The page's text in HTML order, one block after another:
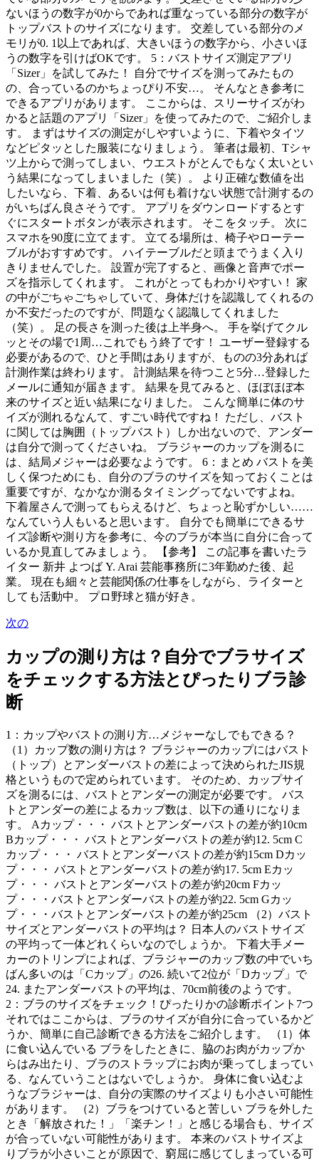
ないほうの数字が0からであれば重なっている部分の数字が
トップバストのサイズになります。 交差している部分のメ
モリが0. 1以上であれば、大きいほうの数字から、小さいほ
うの数字を引けばOKです。 5：バストサイズ測定アプリ
「Sizer」を試してみた！ 自分でサイズを測ってみたもの
の、合っているのかちょっぴり不安…。 そんなとき参考に
できるアプリがあります。 ここからは、スリーサイズがわ
かると話題のアプリ「Sizer」を使ってみたので、ご紹介しま
す。 まずはサイズの測定がしやすいように、下着やタイツ
などピタッとした服装になりましょう。 筆者は最初、Tシャ
ツ上からで測ってしまい、ウエストがとんでもなく太いとい
う結果になってしまいました（笑）。 より正確な数値を出
したいなら、下着、あるいは何も着けない状態で計測するの
がいちばん良さそうです。 アプリをダウンロードするとす
ぐにスタートボタンが表示されます。 そこをタッチ。 次に
スマホを90度に立てます。 立てる場所は、椅子やローテー
ブルがおすすめです。 ハイテーブルだと頭までうまく入り
きりませんでした。 設置が完了すると、画像と音声でポー
ズを指示してくれます。 これがとってもわかりやすい！ 家
の中がごちゃごちゃしていて、身体だけを認識してくれるの
か不安だったのですが、問題なく認識してくれました
（笑）。 足の長さを測った後は上半身へ。 手を挙げてクル
ッとその場で1周…これでもう終了です！ ユーザー登録する
必要があるので、ひと手間はありますが、ものの3分あれば
計測作業は終わります。 計測結果を待つこと5分…登録した
メールに通知が届きます。 結果を見てみると、ほぼほぼ本
来のサイズと近い結果になりました。 こんな簡単に体のサ
イズが測れるなんて、すごい時代ですね！ ただし、バスト
に関しては胸囲（トップバスト）しか出ないので、アンダー
は自分で測ってくださいね。 ブラジャーのカップを測るに
は、結局メジャーは必要なようです。 6：まとめ バストを美
しく保つためにも、自分のブラのサイズを知っておくことは
重要ですが、なかなか測るタイミングってないですよね。
下着屋さんで測ってもらえるけど、ちょっと恥ずかしい……
なんていう人もいると思います。 自分でも簡単にできるサ
イズ診断や測り方を参考に、今のブラが本当に自分に合って
いるか見直してみましょう。 【参考】 この記事を書いたラ
イター 新井 よつば Y. Arai 芸能事務所に3年勤めた後、起
業。 現在も細々と芸能関係の仕事をしながら、ライターと
しても活動中。 プロ野球と猫が好き。
次の
カップの測り方は？自分でブラサイズ
をチェックする方法とぴったりブラ診
断
1：カップやバストの測り方…メジャーなしでもできる？
（1）カップ数の測り方は？ ブラジャーのカップにはバスト
（トップ）とアンダーバストの差によって決められたJIS規
格というもので定められています。 そのため、カップサイ
ズを測るには、バストとアンダーの測定が必要です。 バス
トとアンダーの差によるカップ数は、以下の通りになりま
す。 Aカップ・・・ バストとアンダーバストの差が約10cm
Bカップ・・・ バストとアンダーバストの差が約12. 5cm C
カップ・・・ バストとアンダーバストの差が約15cm Dカッ
プ・・・ バストとアンダーバストの差が約17. 5cm Eカッ
プ・・・ バストとアンダーバストの差が約20cm Fカッ
プ・・・バストとアンダーバストの差が約22. 5cm Gカッ
プ・・・バストとアンダーバストの差が約25cm （2）バスト
サイズとアンダーバストの平均は？ 日本人のバストサイズ
の平均って一体どれくらいなのでしょうか。 下着大手メー
カーのトリンプによれば、ブラジャーのカップ数の中でいち
ばん多いのは「Cカップ」の26. 続いて2位が「Dカップ」で
24. またアンダーバストの平均は、70cm前後のようです。
2：ブラのサイズをチェック！ぴったりかの診断ポイント7つ
それではここからは、ブラのサイズが自分に合っているかど
うか、簡単に自己診断できる方法をご紹介します。 （1）体
に食い込んでいる ブラをしたときに、脇のお肉がカップか
らはみ出たり、ブラのストラップにお肉が乗ってしまってい
る、なんていうことはないでしょうか。 身体に食い込むよ
うなブラジャーは、自分の実際のサイズよりも小さい可能性
があります。 （2）ブラをつけていると苦しい ブラを外した
とき「解放された！」「楽チン！」と感じる場合も、サイズ
が合っていない可能性があります。 本来のバストサイズよ
りブラが小さいことが原因で、窮屈に感じてしまっている可